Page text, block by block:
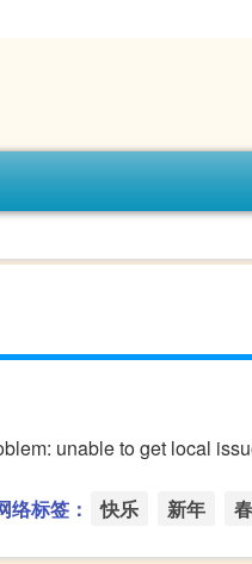
unable to get local
络标签： 快乐 新年